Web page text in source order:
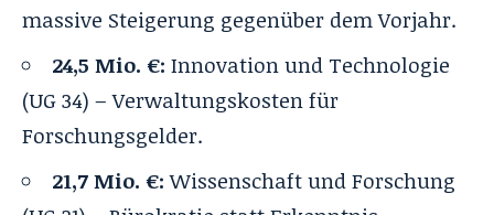
massive Steigerung gegenüber dem Vorjahr.
24,5 Mio. €: Innovation und Technologie
(UG 34) – Verwaltungskosten für
Forschungsgelder.
21,7 Mio. €:Wissenschaft und Forschung